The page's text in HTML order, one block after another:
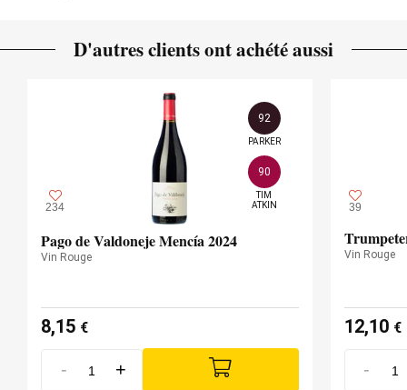
ÂGE DE LA VIGNE Entre 60 et 80 ans
Ardoise
950,00 mètres
D'autres clients ont achété aussi
234
92
PARKER
90
TIM
ATKIN
Pago de Valdoneje Mencía 2024
Vin Rouge
8,15 €
- +
39
Vin Rouge
12,10 €
-